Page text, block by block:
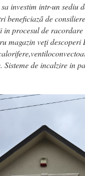
investim intr-un sediu
beneficiazã de
procesul de
magazin veţi descoperi
de incalzire in